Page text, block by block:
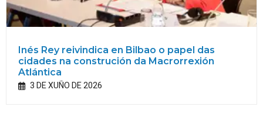
Inés Rey reivindica en Bilbao o papel das
cidades na construción da Macrorrexión
Atlántica
3 DE XUÑO DE 2026